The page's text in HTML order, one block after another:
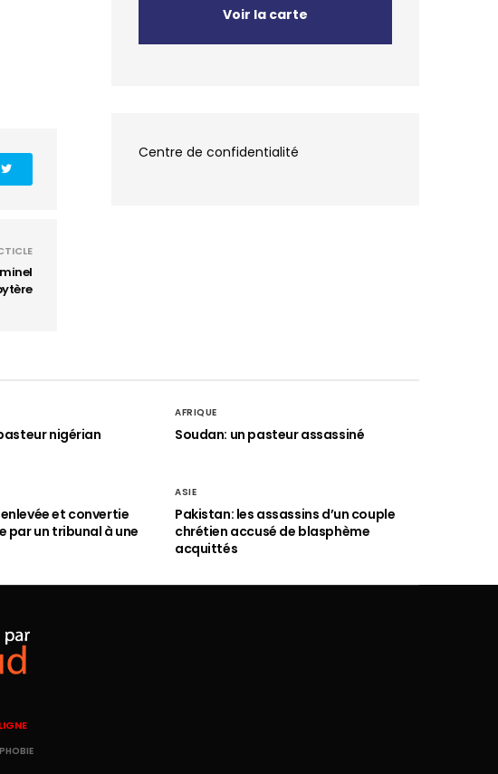
Voir la carte
Centre de confidentialité
nigérian
AFRIQUE
Soudan: un pasteur assassiné
et convertie
par un tribunal à une
ASIE
Pakistan: les assassins d’un couple
chrétien accusé de blasphème
acquittés